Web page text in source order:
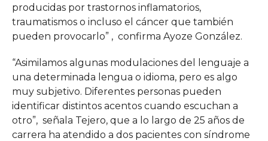
producidas por trastornos inflamatorios,
traumatismos o incluso el cáncer que también
pueden provocarlo” , confirma Ayoze González.
“Asimilamos algunas modulaciones del lenguaje a
una determinada lengua o idioma, pero es algo
muy subjetivo. Diferentes personas pueden
identificar distintos acentos cuando escuchan a
otro”, señala Tejero, que a lo largo de 25 años de
carrera ha atendido a dos pacientes con síndrome